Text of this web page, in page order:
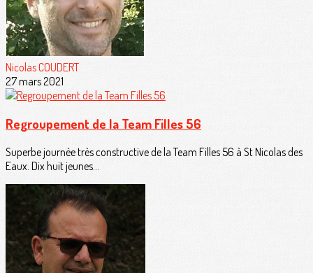
Nicolas COUDERT
27 mars 2021
Regroupement de la Team Filles 56
Superbe journée très constructive de la Team Filles 56 à St Nicolas des
Eaux. Dix huit jeunes...